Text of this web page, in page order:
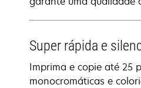
Super rápida e
Imprima e copie até 25
monocromáticas e